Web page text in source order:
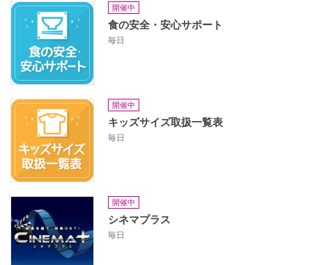
開催中
食の安全・安心サポート
毎日
開催中
キッズサイズ取扱一覧表
毎日
開催中
シネマプラス
毎日